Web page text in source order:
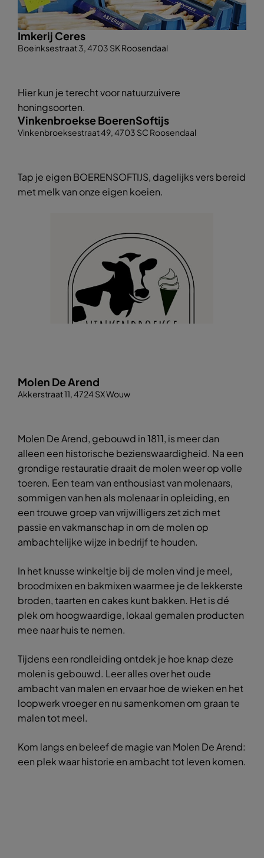
Imkerij Ceres
Boeinksestraat 3, 4703 SK Roosendaal
Hier kun je terecht voor natuurzuivere
honingsoorten.
Vinkenbroekse BoerenSoftijs
Vinkenbroeksestraat 49, 4703 SC Roosendaal
Tap je eigen BOERENSOFTIJS, dagelijks vers bereid
met melk van onze eigen koeien.
Molen De Arend
Akkerstraat 11, 4724 SX Wouw
Molen De Arend, gebouwd in 1811, is meer dan
alleen een historische bezienswaardigheid. Na een
grondige restauratie draait de molen weer op volle
toeren. Een team van enthousiast van molenaars,
sommigen van hen als molenaar in opleiding, en
een trouwe groep van vrijwilligers zet zich met
passie en vakmanschap in om de molen op
ambachtelijke wijze in bedrijf te houden.
In het knusse winkeltje bij de molen vind je meel,
broodmixen en bakmixen waarmee je de lekkerste
broden, taarten en cakes kunt bakken. Het is dé
plek om hoogwaardige, lokaal gemalen producten
mee naar huis te nemen.
Tijdens een rondleiding ontdek je hoe knap deze
molen is gebouwd. Leer alles over het oude
ambacht van malen en ervaar hoe de wieken en het
loopwerk vroeger en nu samenkomen om graan te
malen tot meel.
Kom langs en beleef de magie van Molen De Arend:
een plek waar historie en ambacht tot leven komen.